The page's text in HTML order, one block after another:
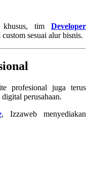
khusus, tim Developer
sesuai alur bisnis.
profesional juga terus
perusahaan.
, Izzaweb menyediakan